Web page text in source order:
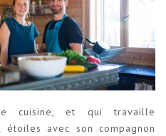
cuisine, et qui travaille
avec son compagnon